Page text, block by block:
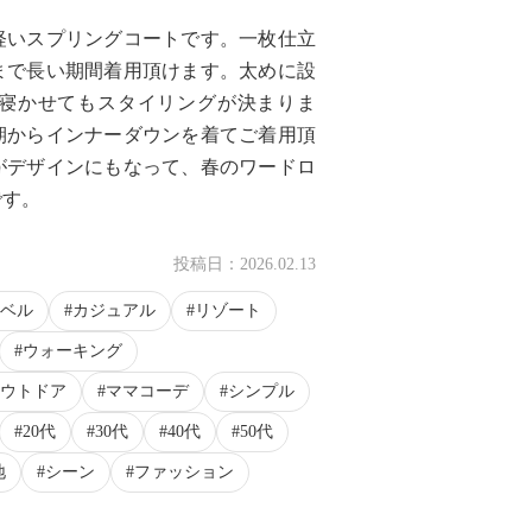
スプリングコートです。一枚仕立
長い期間着用頂けます。太めに設
かせてもスタイリングが決まりま
らインナーダウンを着てご着用頂
ザインにもなって、春のワードロ
。
投稿日： 2026.02.13
ル カジュアル リゾート
ウォーキング
トドア ママコーデ シンプル
20代 30代 40代 50代
シーン ファッション